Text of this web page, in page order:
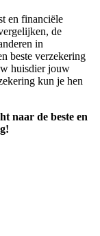
en financiële
de
in
beste verzekering
huisdier jouw
kun je hen
naar de beste en